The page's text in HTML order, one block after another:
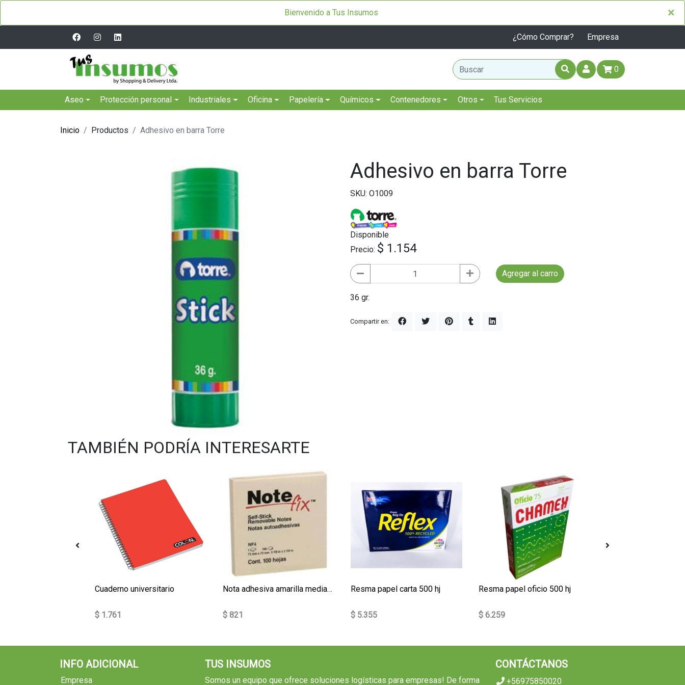
Bienvenido a Tus Insumos ×
×
¿Cómo Comprar? Empresa
0
Aseo Protección personal Industriales Oficina Papelería Químicos Contenedores Otros Tus Servicios
Inicio Productos Adhesivo en barra Torre
Adhesivo en barra Torre
SKU: O1009
Disponible
Precio: $ 1.154
Agregar al carro
36 gr.
Compartir en:
TAMBIÉN PODRÍA INTERESARTE
Cuaderno universitario
$ 1.761
Nota adhesiva amarilla mediana
$ 821
Resma papel carta 500 hj
$ 5.355
Resma papel oficio 500 hj
$ 6.259
INFO ADICIONAL
Empresa
TUS INSUMOS
Somos un equipo que ofrece soluciones logísticas para empresas! De forma
CONTÁCTANOS
+56975850020